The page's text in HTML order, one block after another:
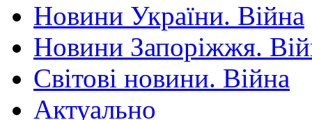
Новини України. Війна
Новини Запоріжжя.
Світові новини. Війна
Актуально